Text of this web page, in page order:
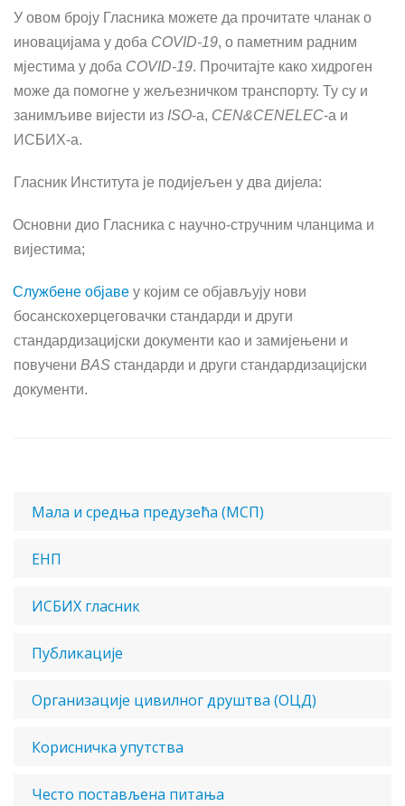
У овом броју Гласника можете да прочитате чланак о
иновацијама у доба COVID-19, о паметним радним
мјестима у доба COVID-19. Прочитајте како хидроген
може да помогне у жељезничком транспорту. Ту су и
занимљиве вијести из ISO-a, CEN&CENELEC-a и
ИСБИХ-а.
Гласник Института је подијељен у два дијела:
Основни дио Гласника с научно-стручним чланцима и
вијестима;
Службене објаве у којим се објављују нови
босанскохерцеговачки стандарди и други
стандардизацијски документи као и замијењени и
повучени BAS стандарди и други стандардизацијски
документи.
Мала и средња предузећа (МСП)
ЕНП
ИСБИХ гласник
Публикације
Oрганизације цивилног друштва (ОЦД)
Корисничка упутства
Често постављена питања